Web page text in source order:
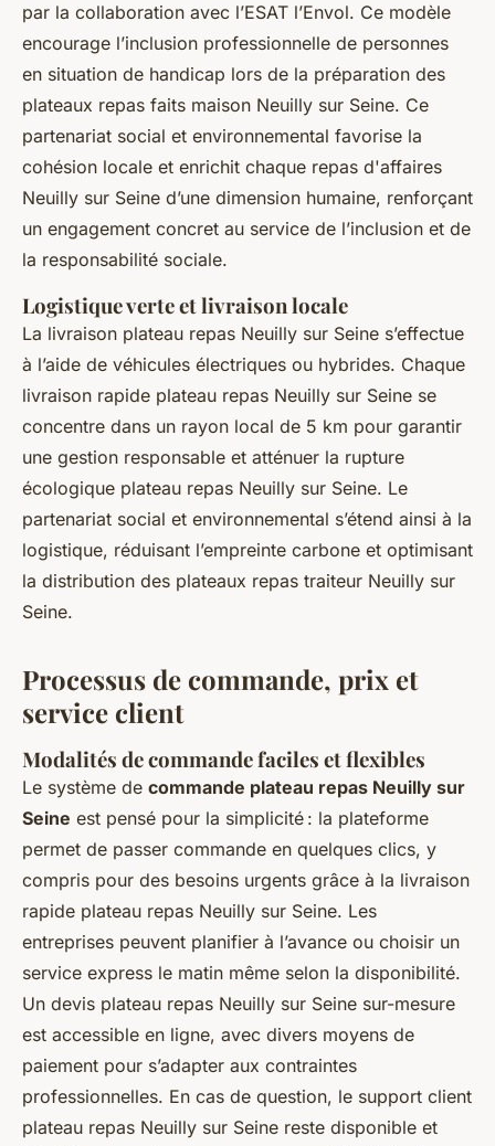
par la collaboration avec l’ESAT l’Envol. Ce modèle
encourage l’inclusion professionnelle de personnes
en situation de handicap lors de la préparation des
plateaux repas faits maison Neuilly sur Seine. Ce
partenariat social et environnemental favorise la
cohésion locale et enrichit chaque repas d'affaires
Neuilly sur Seine d’une dimension humaine, renforçant
un engagement concret au service de l’inclusion et de
la responsabilité sociale.
Logistique verte et livraison locale
La livraison plateau repas Neuilly sur Seine s’effectue
à l’aide de véhicules électriques ou hybrides. Chaque
livraison rapide plateau repas Neuilly sur Seine se
concentre dans un rayon local de 5 km pour garantir
une gestion responsable et atténuer la rupture
écologique plateau repas Neuilly sur Seine. Le
partenariat social et environnemental s’étend ainsi à la
logistique, réduisant l’empreinte carbone et optimisant
la distribution des plateaux repas traiteur Neuilly sur
Seine.
Processus de commande, prix et
service client
Modalités de commande faciles et flexibles
Le système de commande plateau repas Neuilly sur
Seine est pensé pour la simplicité : la plateforme
permet de passer commande en quelques clics, y
compris pour des besoins urgents grâce à la livraison
rapide plateau repas Neuilly sur Seine. Les
entreprises peuvent planifier à l’avance ou choisir un
service express le matin même selon la disponibilité.
Un devis plateau repas Neuilly sur Seine sur-mesure
est accessible en ligne, avec divers moyens de
paiement pour s’adapter aux contraintes
professionnelles. En cas de question, le support client
plateau repas Neuilly sur Seine reste disponible et